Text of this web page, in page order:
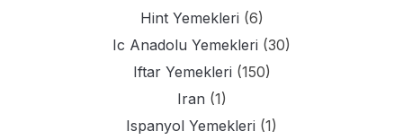
Hint Yemekleri (6)
Ic Anadolu Yemekleri (30)
Iftar Yemekleri (150)
Iran (1)
Ispanyol Yemekleri (1)